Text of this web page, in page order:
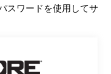
スワードを使用してサ